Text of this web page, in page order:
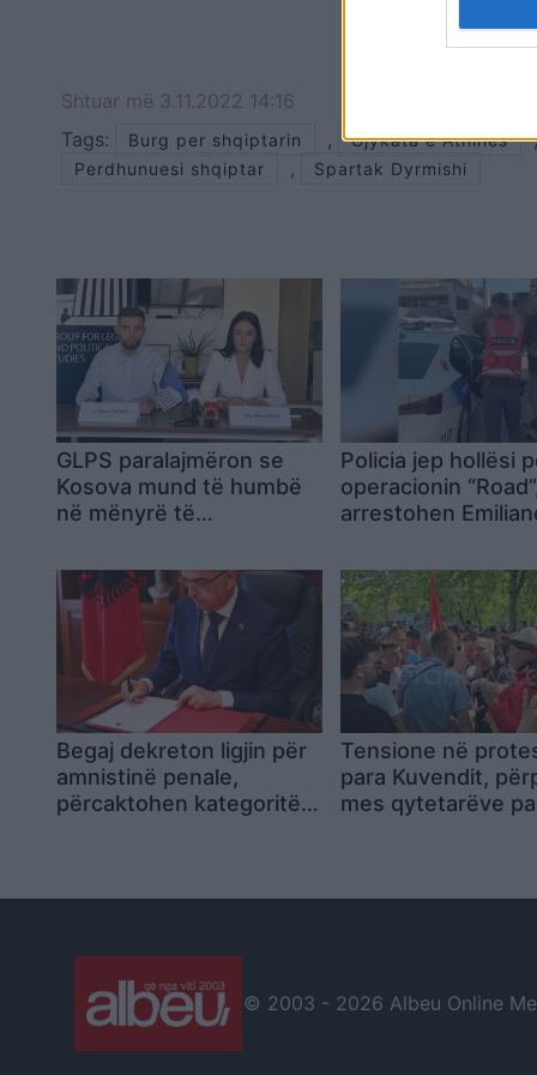
Shtuar më 3.11.2022 14:16
Tags:
Burg per shqiptarin , Gjykata e Athines ,
Perdhunuesi shqiptar , Spartak Dyrmishi
GLPS paralajmëron se
Kosova mund të humbë
në mënyrë të
milionë euro nga Plani i
Rritjes
Policia jep hollësi
operacionin
arrestohen
Begaj dekreton ligjin për
amnistinë penale,
përcaktohen kategoritë
Tensione në
para Kuvendit,
mes qytetarëve
© 2003 - 2026 Albeu Online